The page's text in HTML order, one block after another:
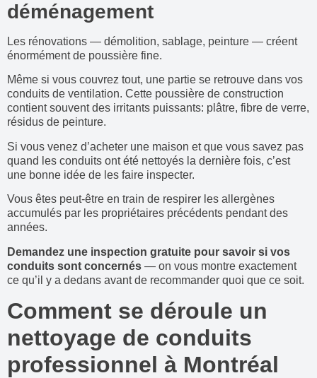
déménagement
Les rénovations — démolition, sablage, peinture — créent
énormément de poussière fine.
Même si vous couvrez tout, une partie se retrouve dans vos
conduits de ventilation. Cette poussière de construction
contient souvent des irritants puissants: plâtre, fibre de verre,
résidus de peinture.
Si vous venez d’acheter une maison et que vous savez pas
quand les conduits ont été nettoyés la dernière fois, c’est
une bonne idée de les faire inspecter.
Vous êtes peut-être en train de respirer les allergènes
accumulés par les propriétaires précédents pendant des
années.
Demandez une inspection gratuite pour savoir si vos
conduits sont concernés — on vous montre exactement
ce qu’il y a dedans avant de recommander quoi que ce soit.
Comment se déroule un
nettoyage de conduits
professionnel à Montréal